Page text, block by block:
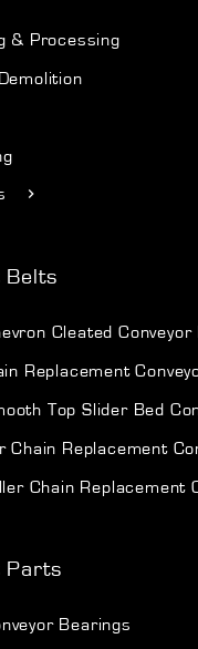
& Processing
Belts
Cleated Conveyor
Replacement
Top Slider Bed
Chain Replacement
Chain Replacement
Parts
Bearings